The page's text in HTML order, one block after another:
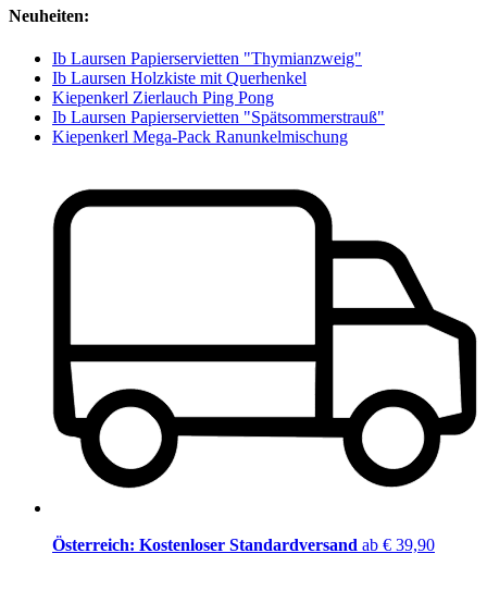
Neuheiten:
Ib Laursen Papierservietten "Thymianzweig"
Ib Laursen Holzkiste mit Querhenkel
Kiepenkerl Zierlauch Ping Pong
Ib Laursen Papierservietten "Spätsommerstrauß"
Kiepenkerl Mega-Pack Ranunkelmischung
Österreich: Kostenloser Standardversand ab € 39,90